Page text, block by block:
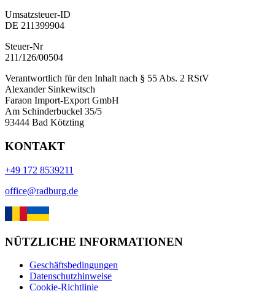
Umsatzsteuer-ID
DE 211399904
Steuer-Nr
211/126/00504
Verantwortlich für den Inhalt nach § 55 Abs. 2 RStV
Alexander Sinkewitsch
Faraon Import-Export GmbH
Am Schinderbuckel 35/5
93444 Bad Kötzting
KONTAKT
+49 172 8539211
office@radburg.de
NÜTZLICHE INFORMATIONEN
Geschäftsbedingungen
Datenschutzhinweise
Cookie-Richtlinie